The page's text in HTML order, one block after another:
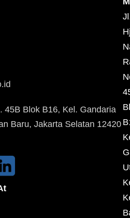
45B Blok B16, Kel. Gandaria
Baru, Jakarta Selatan 12420